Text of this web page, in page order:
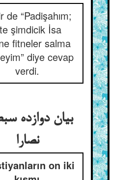
de “Padişahım;
şimdicik İsa
fitneler salma
diye cevap
verdi.
بیان دوازده
نصارا
on iki